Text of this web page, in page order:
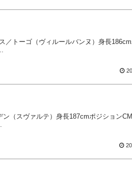
／トーゴ（ヴィルールバンヌ）身長
（スヴァルテ）身長187cmポジション